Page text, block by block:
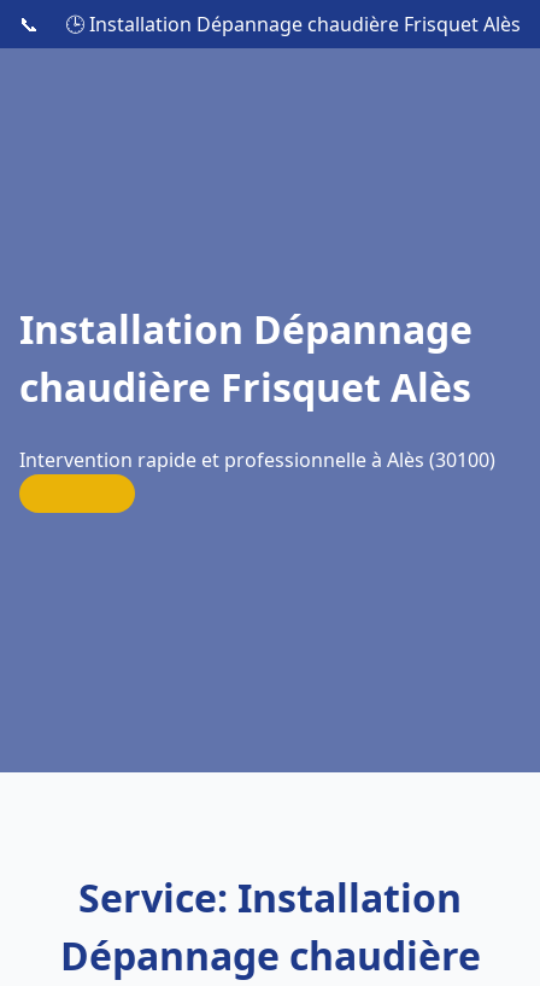
📞 🕒 Installation Dépannage chaudière Frisquet Alès
Installation Dépannage
chaudière Frisquet Alès
Intervention rapide et professionnelle à Alès (30100)
Service: Installation
Dépannage chaudière